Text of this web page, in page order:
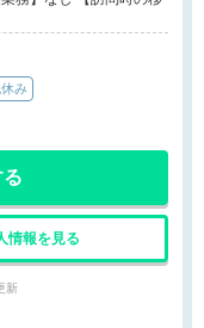
み
情報を見る
新